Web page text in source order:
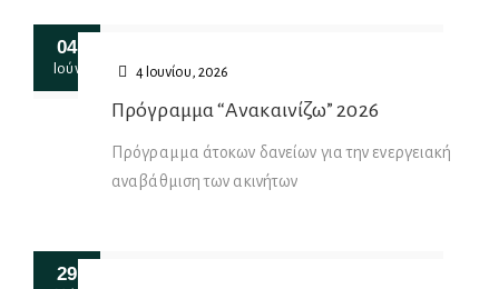
04
Ιούν 4 Ιουνίου, 2026
Πρόγραμμα “Ανακαινίζω” 2026
Πρόγραμμα άτοκων δανείων για την ενεργειακή
αναβάθμιση των ακινήτων
29